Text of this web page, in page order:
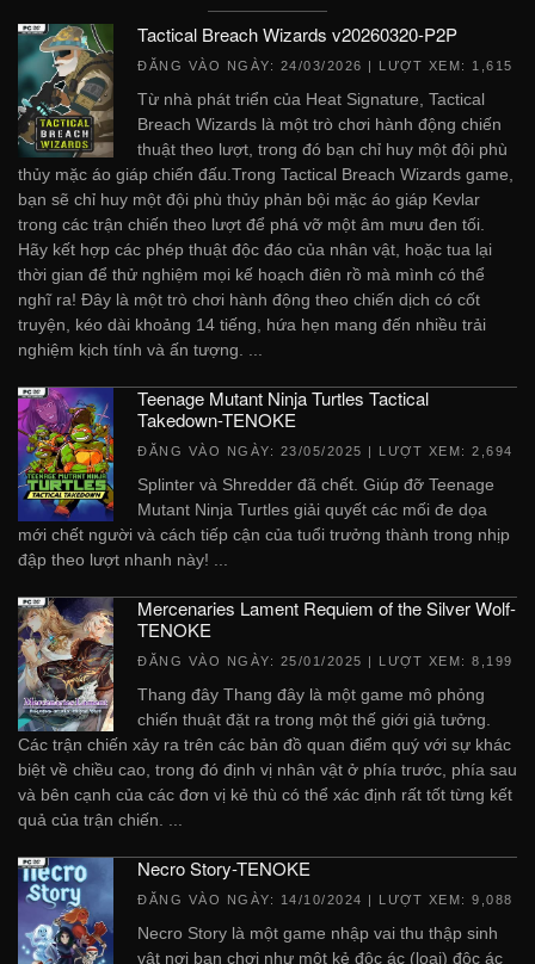
Tactical Breach Wizards v20260320-P2P
ĐĂNG VÀO NGÀY: 24/03/2026 | LƯỢT XEM: 1,615
Từ nhà phát triển của Heat Signature, Tactical
Breach Wizards là một trò chơi hành động chiến
thuật theo lượt, trong đó bạn chỉ huy một đội phù
thủy mặc áo giáp chiến đấu.Trong Tactical Breach Wizards game,
bạn sẽ chỉ huy một đội phù thủy phản bội mặc áo giáp Kevlar
trong các trận chiến theo lượt để phá vỡ một âm mưu đen tối.
Hãy kết hợp các phép thuật độc đáo của nhân vật, hoặc tua lại
thời gian để thử nghiệm mọi kế hoạch điên rồ mà mình có thể
nghĩ ra! Đây là một trò chơi hành động theo chiến dịch có cốt
truyện, kéo dài khoảng 14 tiếng, hứa hẹn mang đến nhiều trải
nghiệm kịch tính và ấn tượng. ...
Teenage Mutant Ninja Turtles Tactical
Takedown-TENOKE
ĐĂNG VÀO NGÀY: 23/05/2025 | LƯỢT XEM: 2,694
Splinter và Shredder đã chết. Giúp đỡ Teenage
Mutant Ninja Turtles giải quyết các mối đe dọa
mới chết người và cách tiếp cận của tuổi trưởng thành trong nhịp
đập theo lượt nhanh này! ...
Mercenaries Lament Requiem of the Silver Wolf-
TENOKE
ĐĂNG VÀO NGÀY: 25/01/2025 | LƯỢT XEM: 8,199
Thang đây Thang đây là một game mô phỏng
chiến thuật đặt ra trong một thế giới giả tưởng.
Các trận chiến xảy ra trên các bản đồ quan điểm quý với sự khác
biệt về chiều cao, trong đó định vị nhân vật ở phía trước, phía sau
và bên cạnh của các đơn vị kẻ thù có thể xác định rất tốt từng kết
quả của trận chiến. ...
Necro Story-TENOKE
ĐĂNG VÀO NGÀY: 14/10/2024 | LƯỢT XEM: 9,088
Necro Story là một game nhập vai thu thập sinh
vật nơi bạn chơi như một kẻ độc ác (loại) độc ác